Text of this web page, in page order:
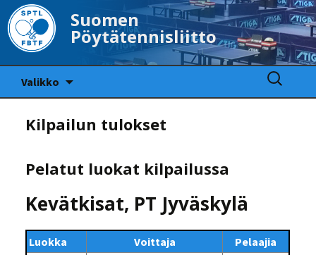
Suomen
Pöytätennisliitto
Valikko
Haku:
Kilpailun tulokset
Pelatut luokat kilpailussa
Kevätkisat, PT Jyväskylä
Luokka Voittaja Pelaajia